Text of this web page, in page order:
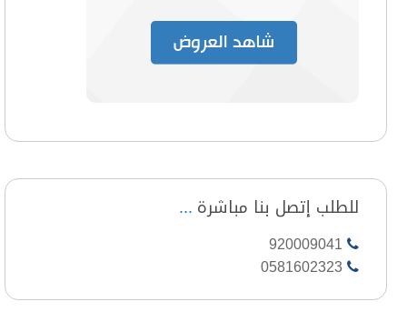
للطلب إتصل بنا مباشرة
920009041
0581602323